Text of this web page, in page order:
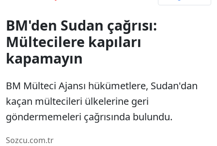
BM'den Sudan çağrısı:
Mültecilere kapıları
kapamayın
BM Mülteci Ajansı hükümetlere, Sudan'dan
kaçan mültecileri ülkelerine geri
göndermemeleri çağrısında bulundu.
Sozcu.com.tr